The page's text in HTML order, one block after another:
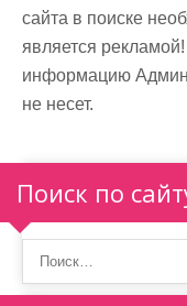
сайта в поиске
является
информацию
не несет.
Поиск по